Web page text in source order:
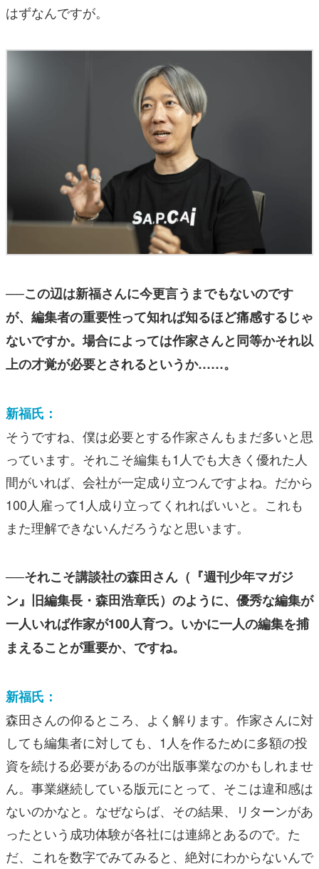
はずなんですが。
──この辺は新福さんに今更言うまでもないのです
が、編集者の重要性って知れば知るほど痛感するじゃ
ないですか。場合によっては作家さんと同等かそれ以
上の才覚が必要とされるというか……。
新福氏：
そうですね、僕は必要とする作家さんもまだ多いと思
っています。それこそ編集も1人でも大きく優れた人
間がいれば、会社が一定成り立つんですよね。だから
100人雇って1人成り立ってくれればいいと。これも
また理解できないんだろうなと思います。
──それこそ講談社の森田さん（『週刊少年マガジ
ン』旧編集長・森田浩章氏）のように、優秀な編集が
一人いれば作家が100人育つ。いかに一人の編集を捕
まえることが重要か、ですね。
新福氏：
森田さんの仰るところ、よく解ります。作家さんに対
しても編集者に対しても、1人を作るために多額の投
資を続ける必要があるのが出版事業なのかもしれませ
ん。事業継続している版元にとって、そこは違和感は
ないのかなと。なぜならば、その結果、リターンがあ
ったという成功体験が各社には連綿とあるので。た
だ、これを数字でみてみると、絶対にわからないんで